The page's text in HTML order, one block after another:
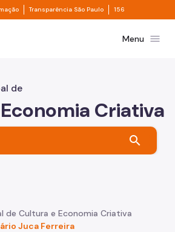
principal
Divisor de acesso à informação
Transparência São Paulo Divisor de
156
São PauloMenu menu
de
Criativa
search
de Cultura e Economia Criativa
Juca Ferreira